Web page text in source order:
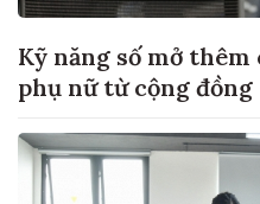
Kỹ năng số mở
phụ nữ từ cộng đồng